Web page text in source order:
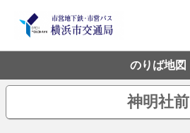
のりば地図
神明社前